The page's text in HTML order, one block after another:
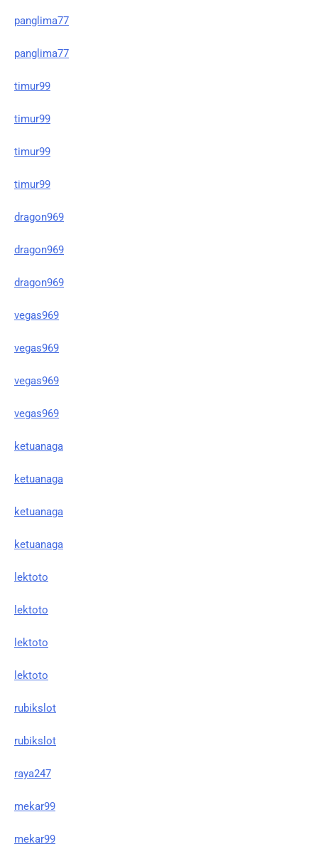
panglima77
panglima77
timur99
timur99
timur99
timur99
dragon969
dragon969
dragon969
vegas969
vegas969
vegas969
vegas969
ketuanaga
ketuanaga
ketuanaga
ketuanaga
lektoto
lektoto
lektoto
lektoto
rubikslot
rubikslot
raya247
mekar99
mekar99